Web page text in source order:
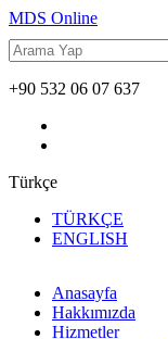
MDS Online
+90 532 06 07 637
Türkçe
TÜRKÇE
ENGLISH
Anasayfa
Hakkımızda
Hizmetler